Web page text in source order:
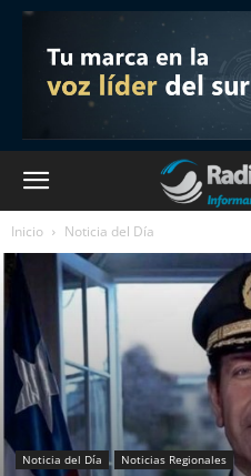
Inicio Noticia del Día
Noticia del Día Noticias Regionales